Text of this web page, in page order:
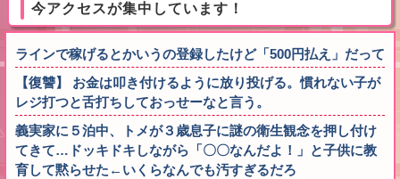
今アクセスが集中しています！
ラインで稼げるとかいうの登録したけど「500円払え」だって
【復讐】 お金は叩き付けるように放り投げる。慣れない子が
レジ打つと舌打ちしておっせーなと言う。
義実家に５泊中、トメが３歳息子に謎の衛生観念を押し付け
てきて…ドッキドキしながら「〇〇なんだよ！」と子供に教
育して黙らせた←いくらなんでも汚すぎるだろ